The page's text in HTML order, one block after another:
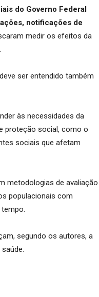
do Governo Federal
notificações de
medir os efeitos da
ser entendido também
às necessidades da
proteção social, como o
sociais que afetam
metodologias de avaliação
populacionais com
segundo os autores, a